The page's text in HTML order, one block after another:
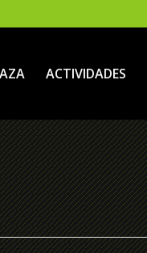
ACTIVIDADES